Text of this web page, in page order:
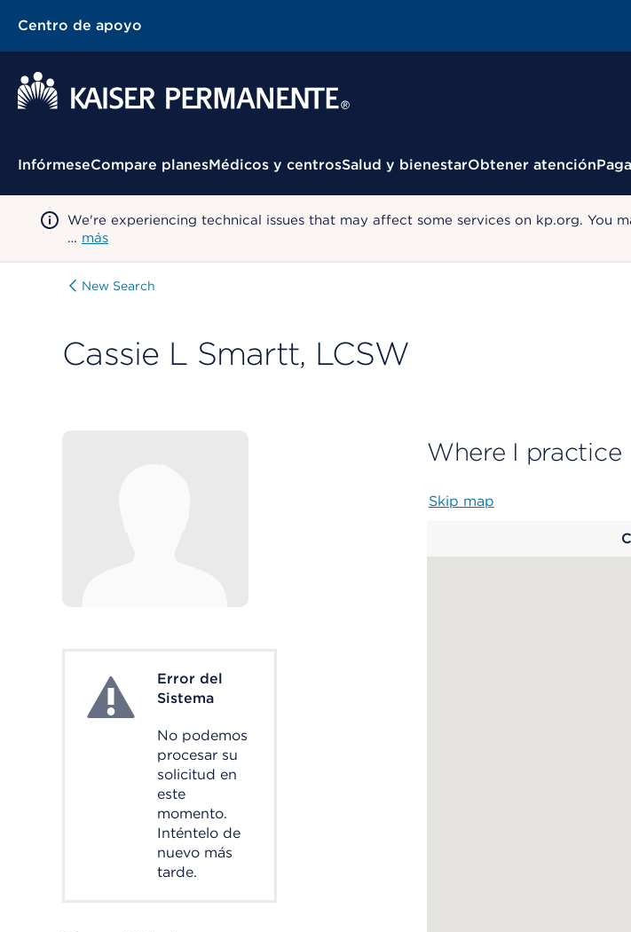
Centro de apoyo
Menú contextual
InfórmeseCompare planesMédicos y centrosSalud y bienestarObtener atención
We're experiencing technical issues that may affect some services on kp.org. You
… más
New Search
Cassie L Smartt, LCSW
System ErrorError del
Sistema
No podemos
procesar su
solicitud en
este
momento.
Inténtelo de
nuevo más
tarde.
Where I practice
Skip map